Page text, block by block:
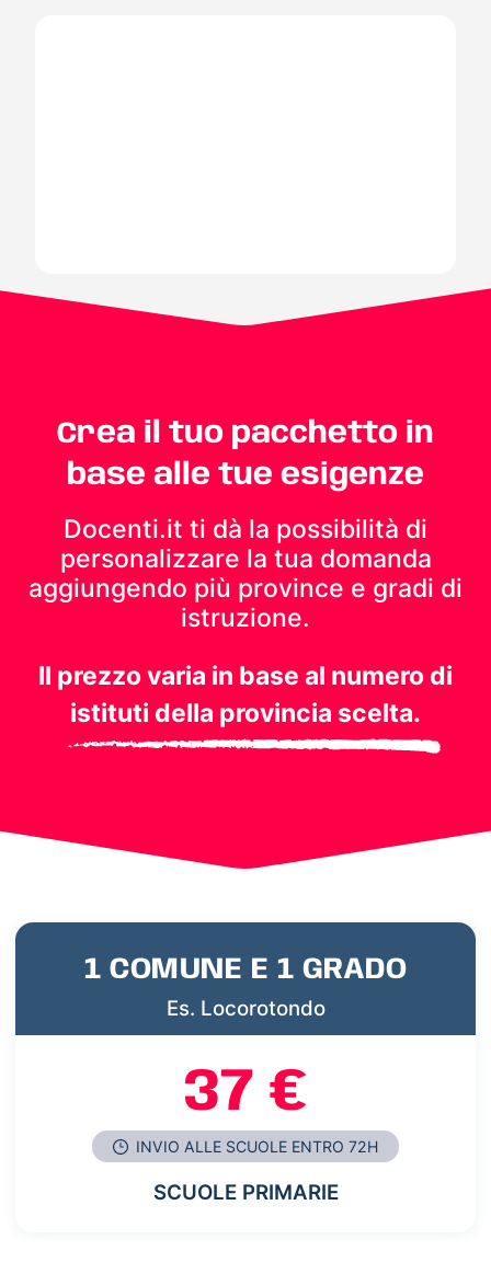
Crea il tuo pacchetto in
base alle tue esigenze
Docenti.it ti dà la possibilità di
personalizzare la tua domanda
aggiungendo più province e gradi di
istruzione.
Il prezzo varia in base al numero di
istituti della provincia scelta.
1 COMUNE E 1 GRADO
Es. Locorotondo
37 €
INVIO ALLE SCUOLE ENTRO 72H
SCUOLE PRIMARIE